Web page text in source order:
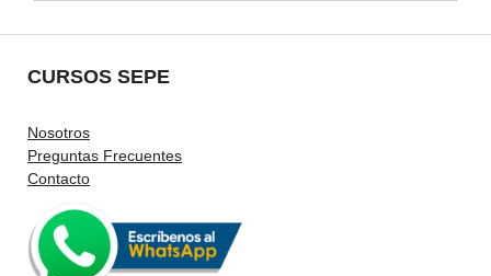
CURSOS SEPE
Nosotros
Preguntas Frecuentes
Contacto